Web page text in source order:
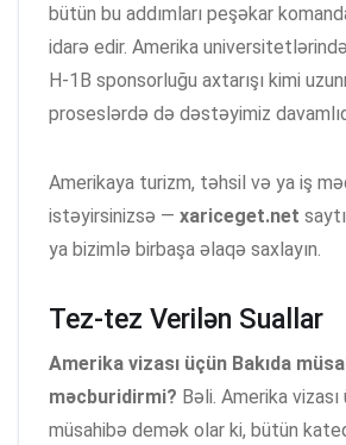
bütün bu addımları peşəkar
idarə edir. Amerika
H-1B sponsorluğu axtarışı kimi
proseslərdə də dəstəyimiz
Amerikaya turizm, təhsil və ya iş
istəyirsinizsə — xariceget.net
ya bizimlə birbaşa əlaqə saxlayın.
Tez-tez Verilən Suallar
Amerika vizası üçün Bakıda
məcburidirmi? Bəli. Amerika
müsahibə demək olar ki, bütün